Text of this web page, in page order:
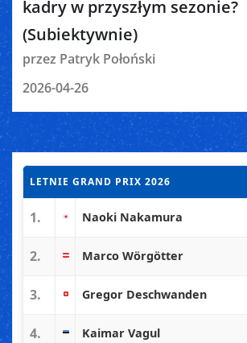
kadry w przyszłym sezonie?
(Subiektywnie)
przez Patryk Połoński
2026-04-26
LETNIE GRAND PRIX 2026
1. Naoki Nakamura
2. Marco Wörgötter
3. Gregor Deschwanden
4. Kaimar Vagul